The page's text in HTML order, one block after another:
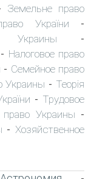
Земельне право
України -
Украины -
- Налоговое право
- Семейное право
Украины - Теорія
- Трудовое
право Украины -
- Хозяйственное